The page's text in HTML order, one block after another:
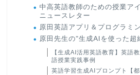
中高英語教師のための授業ア
ニュースレター
原田英語アプリ＆プログラミ
原田先生の"生成AIを使った超
【生成AI活用英語教育】英語
語授業実践事例
英語学習生成AIプロンプト【都